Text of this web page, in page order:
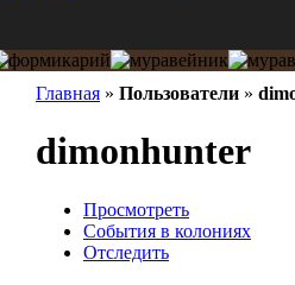
Главная » Пользователи »
dimonhunter
Просмотреть
События в колониях
Отследить